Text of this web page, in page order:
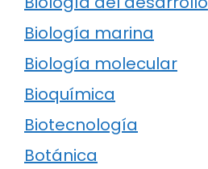
Biología marina
Biología molecular
Bioquímica
Biotecnología
Botánica